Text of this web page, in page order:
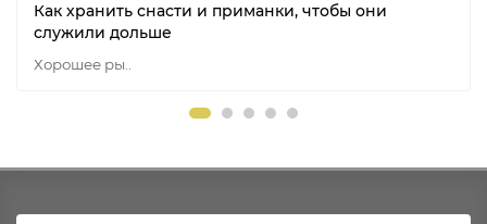
Как хранить снасти и приманки, чтобы они
служили дольше
Хорошее ры..